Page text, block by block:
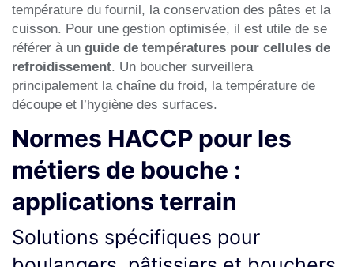
température du fournil, la conservation des pâtes et la
cuisson. Pour une gestion optimisée, il est utile de se
référer à un guide de températures pour cellules de
refroidissement. Un boucher surveillera
principalement la chaîne du froid, la température de
découpe et l’hygiène des surfaces.
Normes HACCP pour les
métiers de bouche :
applications terrain
Solutions spécifiques pour